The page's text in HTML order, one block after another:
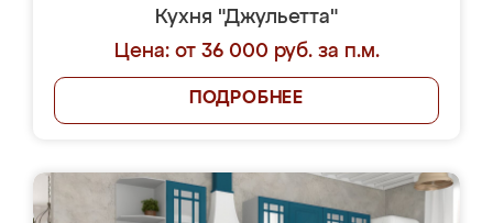
Кухня "Джульетта"
Цена: от 36 000 руб. за п.м.
ПОДРОБНЕЕ